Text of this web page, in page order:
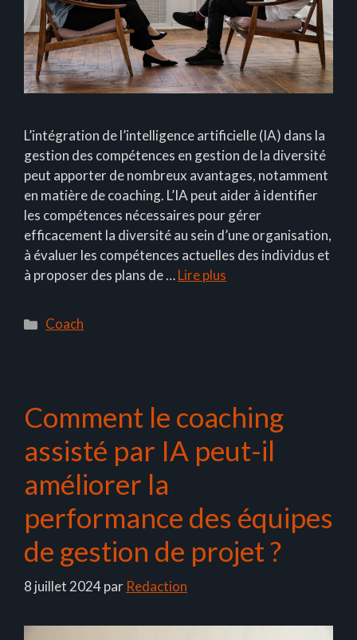
L’intégration de l’intelligence artificielle (IA) dans la
gestion des compétences en gestion de la diversité
peut apporter de nombreux avantages, notamment
en matière de coaching. L’IA peut aider à identifier
les compétences nécessaires pour gérer
efficacement la diversité au sein d’une organisation,
à évaluer les compétences actuelles des individus et
à proposer des plans de …Lire plus
Catégories
Coach
Comment le coaching
assisté par IA peut-il
améliorer la
performance des équipes
de gestion de projet ?
8 juillet 2024par Redaction